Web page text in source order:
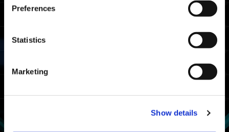
Preferences
Statistics
Marketing
Show details